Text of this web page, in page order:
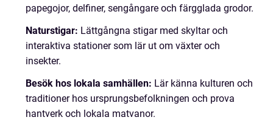
papegojor, delfiner, sengångare och färgglada grodor.
Naturstigar: Lättgångna stigar med skyltar och
interaktiva stationer som lär ut om växter och
insekter.
Besök hos lokala samhällen: Lär känna kulturen och
traditioner hos ursprungsbefolkningen och prova
hantverk och lokala matvanor.